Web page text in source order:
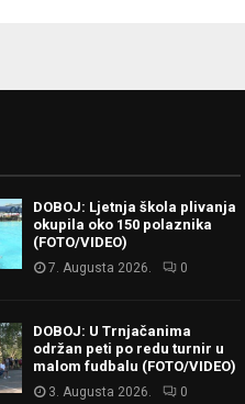
DOBOJ: Ljetnja škola plivanja
okupila oko 150 polaznika
(FOTO/VIDEO)
7. Augusta 2026. 0
DOBOJ: U Trnjačanima
održan peti po redu turnir u
malom fudbalu (FOTO/VIDEO)
3. Augusta 2026. 0